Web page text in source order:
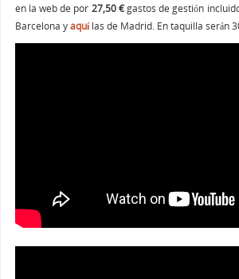
en la web de por 27,50 €gastos de gestión
Barcelona y aquílas de Madrid. En taquilla serán